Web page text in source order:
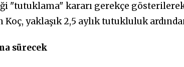
"tutuklama" kararı gerekçe
Koç, yaklaşık 2,5 aylık tutukluluk
sürecek